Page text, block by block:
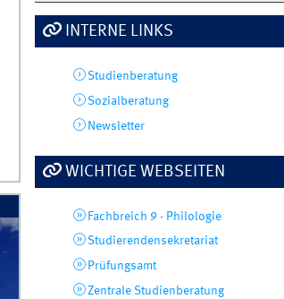
INTERNE LINKS
Studienberatung
Sozialberatung
Newsletter
WICHTIGE WEBSEITEN
Fachbreich 9 - Philologie
Studierendensekretariat
Prüfungsamt
Zentrale Studienberatung